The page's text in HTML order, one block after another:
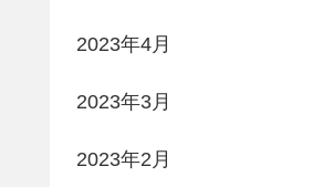
2023年4月
2023年3月
2023年2月